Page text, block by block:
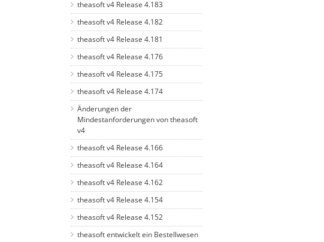
theasoft v4 Release 4.183
theasoft v4 Release 4.182
theasoft v4 Release 4.181
theasoft v4 Release 4.176
theasoft v4 Release 4.175
theasoft v4 Release 4.174
Änderungen der
Mindestanforderungen von theasoft
v4
theasoft v4 Release 4.166
theasoft v4 Release 4.164
theasoft v4 Release 4.162
theasoft v4 Release 4.154
theasoft v4 Release 4.152
theasoft entwickelt ein Bestellwesen